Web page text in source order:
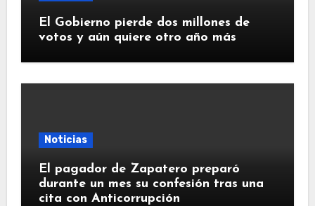
El Gobierno pierde dos millones de
votos y aún quiere otro año más
Noticias
El pagador de Zapatero preparó
durante un mes su confesión tras una
cita con Anticorrupción